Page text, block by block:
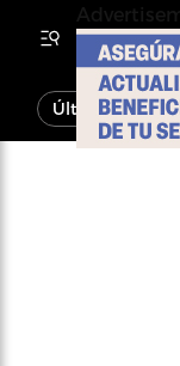
Última Hora